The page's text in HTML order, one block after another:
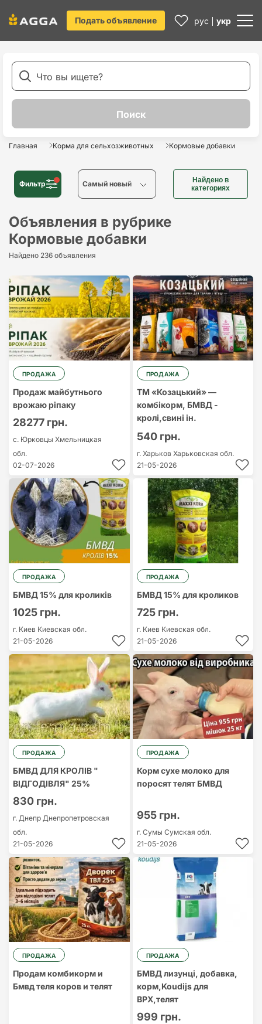
Подать объявление рус укр
Главная Корма для сельхозживотных Кормовые добавки
Фильтр Cамый новый
Cамый новый
Cамый старый
Cамый
дешевый
Найдено в
категориях
Объявления в рубрике
Кормовые добавки
Найдено 236 объявления
ПРОДАЖА
Продаж майбутнього
врожаю ріпаку
28277 грн.
с. Юрковцы Хмельницкая
обл.
02-07-2026
ПРОДАЖА
ТМ «Козацький» —
комбікорм, БМВД -
кролі,свині ін.
540 грн.
г. Харьков Харьковская обл.
21-05-2026
ПРОДАЖА
БМВД 15% для кроликів
1025 грн.
г. Киев Киевская обл.
21-05-2026
ПРОДАЖА
БМВД 15% для кроликов
725 грн.
г. Киев Киевская обл.
21-05-2026
ПРОДАЖА
БМВД ДЛЯ КРОЛІВ "
ВІДГОДІВЛЯ" 25%
830 грн.
г. Днепр Днепропетровская
обл.
21-05-2026
ПРОДАЖА
Корм сухе молоко для
поросят телят БМВД
955 грн.
г. Сумы Сумская обл.
21-05-2026
ПРОДАЖА
Продам комбикорм и
Бмвд теля коров и телят
ПРОДАЖА
БМВД лизунці, добавка,
корм,Koudijs для
ВРХ,телят
999 грн.